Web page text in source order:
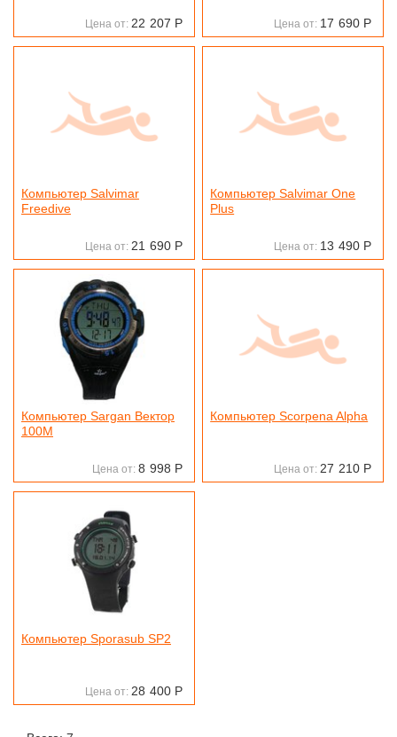
Цена от: 22 207 Р Цена от: 17 690 Р
Компьютер Salvimar
Freedive
Цена от: 21 690 Р
Компьютер Salvimar One
Plus
Цена от: 13 490 Р
Компьютер Sargan Вектор
100М
Цена от: 8 998 Р
Компьютер Scorpena Alpha
Цена от: 27 210 Р
Компьютер Sporasub SP2
Цена от: 28 400 Р